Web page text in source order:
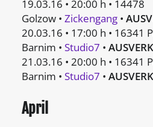
19.03.16 • 20:00 h • 14478
Golzow • Zickengang •
20.03.16 • 17:00 h • 16341
Barnim • Studio7 •
21.03.16 • 20:00 h • 16341
Barnim • Studio7 •
April